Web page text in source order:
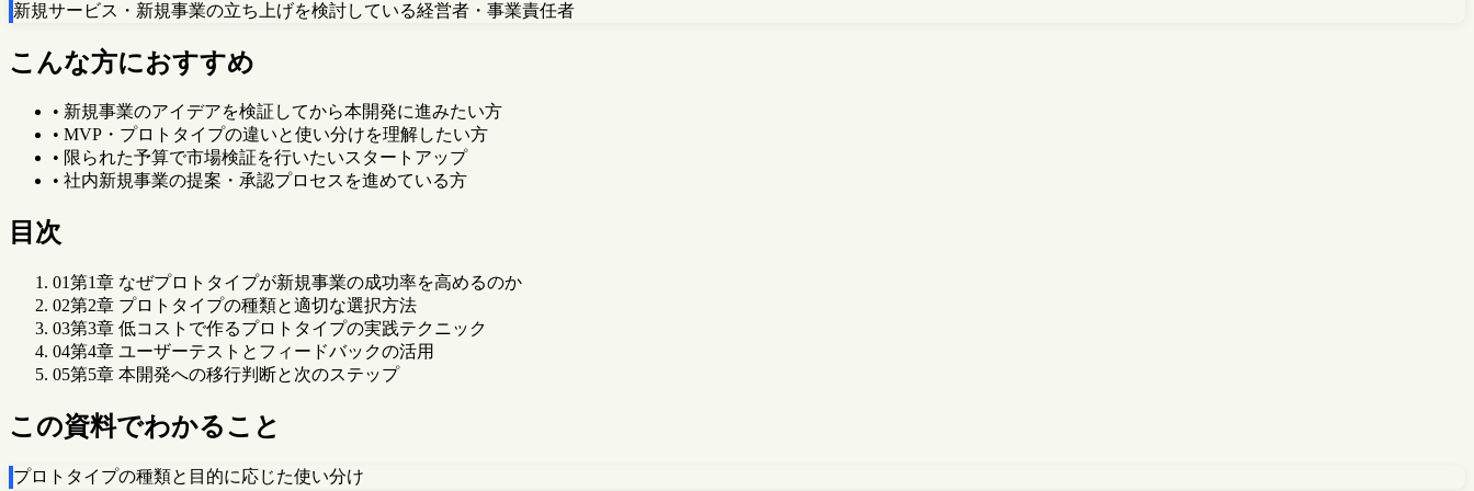
新規サービス・新規事業の立ち上げを検討している経営者・事業責任者
こんな方におすすめ
• 新規事業のアイデアを検証してから本開発に進みたい方
• MVP・プロトタイプの違いと使い分けを理解したい方
• 限られた予算で市場検証を行いたいスタートアップ
• 社内新規事業の提案・承認プロセスを進めている方
目次
01第1章 なぜプロトタイプが新規事業の成功率を高めるのか
02第2章 プロトタイプの種類と適切な選択方法
03第3章 低コストで作るプロトタイプの実践テクニック
04第4章 ユーザーテストとフィードバックの活用
05第5章 本開発への移行判断と次のステップ
この資料でわかること
プロトタイプの種類と目的に応じた使い分け